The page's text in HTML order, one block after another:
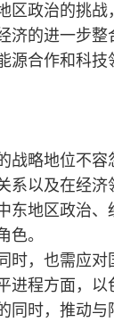
区政治的挑
济的进一步
源合作和科
略地位不容
系以及在经
东地区政治
。
时，也需应
进程方面，
同时，推动